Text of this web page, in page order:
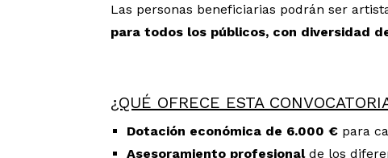
Las personas beneficiarias podrán ser
para todos los públicos, con diversidad
¿QUÉ OFRECE ESTA
Dotación económica de 6.000 € para
Asesoramiento profesional de los